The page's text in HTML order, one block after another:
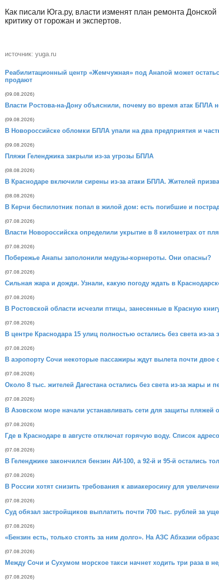
Как писали Юга.ру, власти изменят план ремонта
критику от горожан и экспертов.
источник: yuga.ru
Реабилитационный центр «Жемчужная» под Анапой может
продают
(09.08.2026)
Власти Ростова-на-Дону объяснили, почему во время атак БПЛА
(09.08.2026)
В Новороссийске обломки БПЛА упали на два предприятия и
(09.08.2026)
Пляжи Геленджика закрыли из-за угрозы БПЛА
(08.08.2026)
В Краснодаре включили сирены из-за атаки БПЛА. Жителей
(08.08.2026)
В Керчи беспилотник попал в жилой дом: есть погибшие и
(07.08.2026)
Власти Новороссийска определили укрытие в 8 километрах от
(07.08.2026)
Побережье Анапы заполонили медузы-корнероты. Они опасны?
(07.08.2026)
Сильная жара и дожди. Узнали, какую погоду ждать в
(07.08.2026)
В Ростовской области исчезли птицы, занесенные в Красную
(07.08.2026)
В центре Краснодара 15 улиц полностью остались без света из-за
(07.08.2026)
В аэропорту Сочи некоторые пассажиры ждут вылета почти
(07.08.2026)
Около 8 тыс. жителей Дагестана остались без света из-за жары и
(07.08.2026)
В Азовском море начали устанавливать сети для защиты пляжей
(07.08.2026)
Где в Краснодаре в августе отключат горячую воду. Список
(07.08.2026)
В Геленджике закончился бензин АИ-100, а 92-й и 95-й остались
(07.08.2026)
В России хотят снизить требования к авиакеросину для
(07.08.2026)
Суд обязал застройщиков выплатить почти 700 тыс. рублей за
(07.08.2026)
«Бензин есть, только стоять за ним долго». На АЗС Абхазии
(07.08.2026)
Между Сочи и Сухумом морское такси начнет ходить три раза в
(07.08.2026)